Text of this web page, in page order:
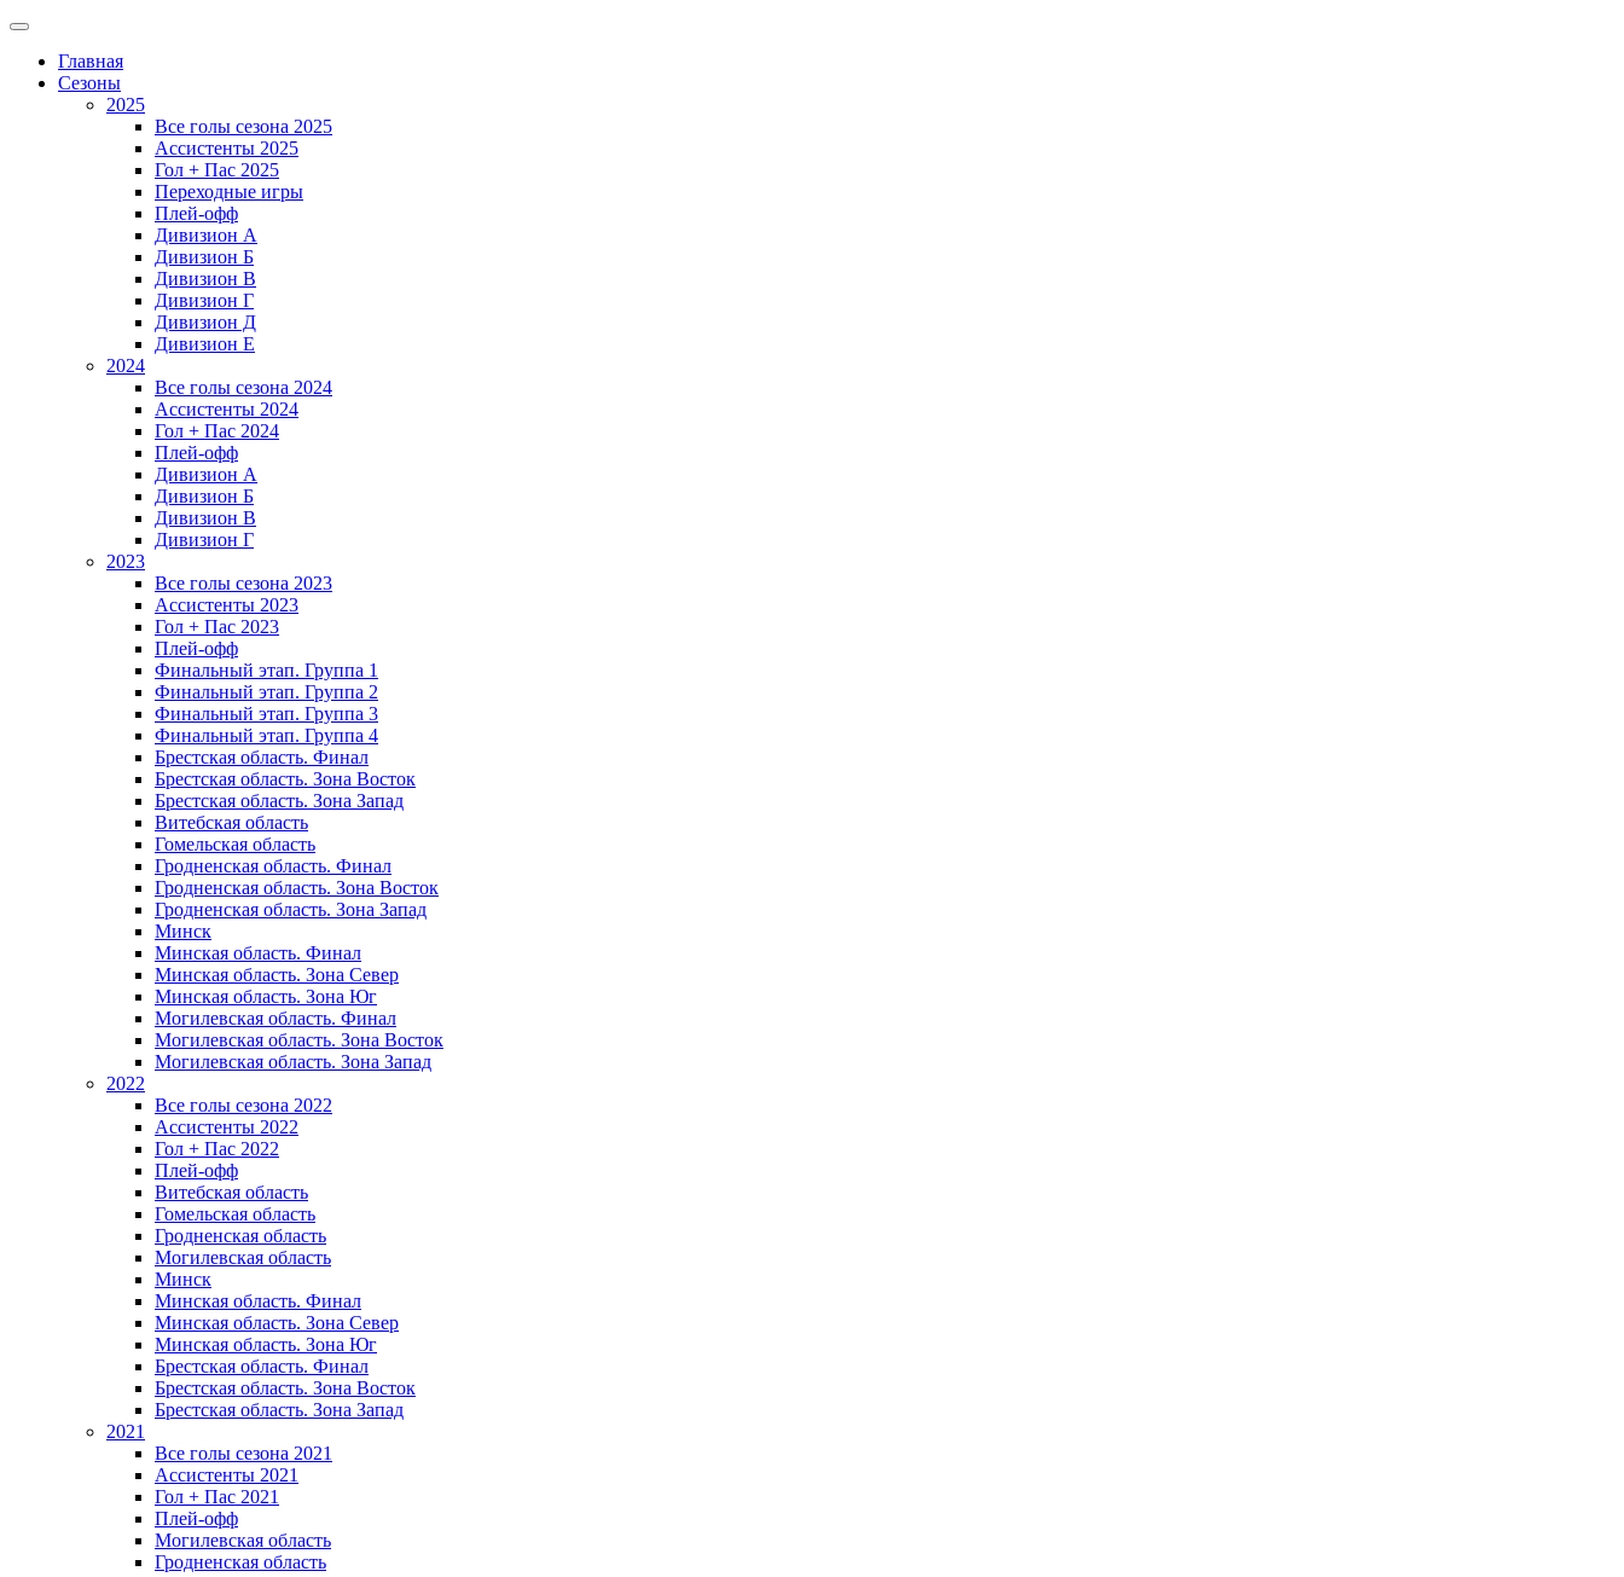
Главная
Сезоны
2025
Все голы сезона 2025
Ассистенты 2025
Гол + Пас 2025
Переходные игры
Плей-офф
Дивизион A
Дивизион Б
Дивизион В
Дивизион Г
Дивизион Д
Дивизион Е
2024
Все голы сезона 2024
Ассистенты 2024
Гол + Пас 2024
Плей-офф
Дивизион A
Дивизион Б
Дивизион В
Дивизион Г
2023
Все голы сезона 2023
Ассистенты 2023
Гол + Пас 2023
Плей-офф
Финальный этап. Группа 1
Финальный этап. Группа 2
Финальный этап. Группа 3
Финальный этап. Группа 4
Брестская область. Финал
Брестская область. Зона Восток
Брестская область. Зона Запад
Витебская область
Гомельская область
Гродненская область. Финал
Гродненская область. Зона Восток
Гродненская область. Зона Запад
Минск
Минская область. Финал
Минская область. Зона Север
Минская область. Зона Юг
Могилевская область. Финал
Могилевская область. Зона Восток
Могилевская область. Зона Запад
2022
Все голы сезона 2022
Ассистенты 2022
Гол + Пас 2022
Плей-офф
Витебская область
Гомельская область
Гродненская область
Могилевская область
Минск
Mинская область. Финал
Минская область. Зона Север
Минская область. Зона Юг
Брестская область. Финал
Брестская область. Зона Восток
Брестская область. Зона Запад
2021
Все голы сезона 2021
Ассистенты 2021
Гол + Пас 2021
Плей-офф
Могилевская область
Гродненская область